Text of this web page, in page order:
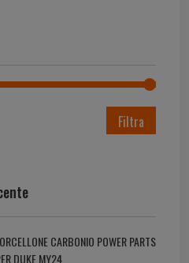
Filtra
CARBONIO POWER PARTS
DUKE MY24